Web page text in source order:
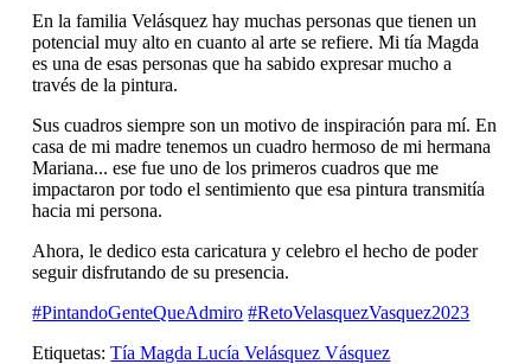
En la familia Velásquez hay muchas personas que tienen un
potencial muy alto en cuanto al arte se refiere. Mi tía Magda
es una de esas personas que ha sabido expresar mucho a
través de la pintura.
Sus cuadros siempre son un motivo de inspiración para mí. En
casa de mi madre tenemos un cuadro hermoso de mi hermana
Mariana... ese fue uno de los primeros cuadros que me
impactaron por todo el sentimiento que esa pintura transmitía
hacia mi persona.
Ahora, le dedico esta caricatura y celebro el hecho de poder
seguir disfrutando de su presencia.
#PintandoGenteQueAdmiro #RetoVelasquezVasquez2023
Etiquetas: Tía Magda LucíaVelásquez Vásquez